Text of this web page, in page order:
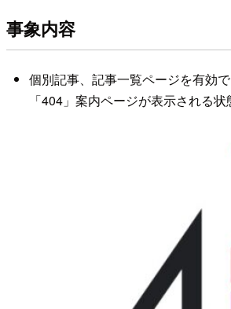
事象内容
個別記事、記事一覧ページを有効で
「404」案内ページが表示される状